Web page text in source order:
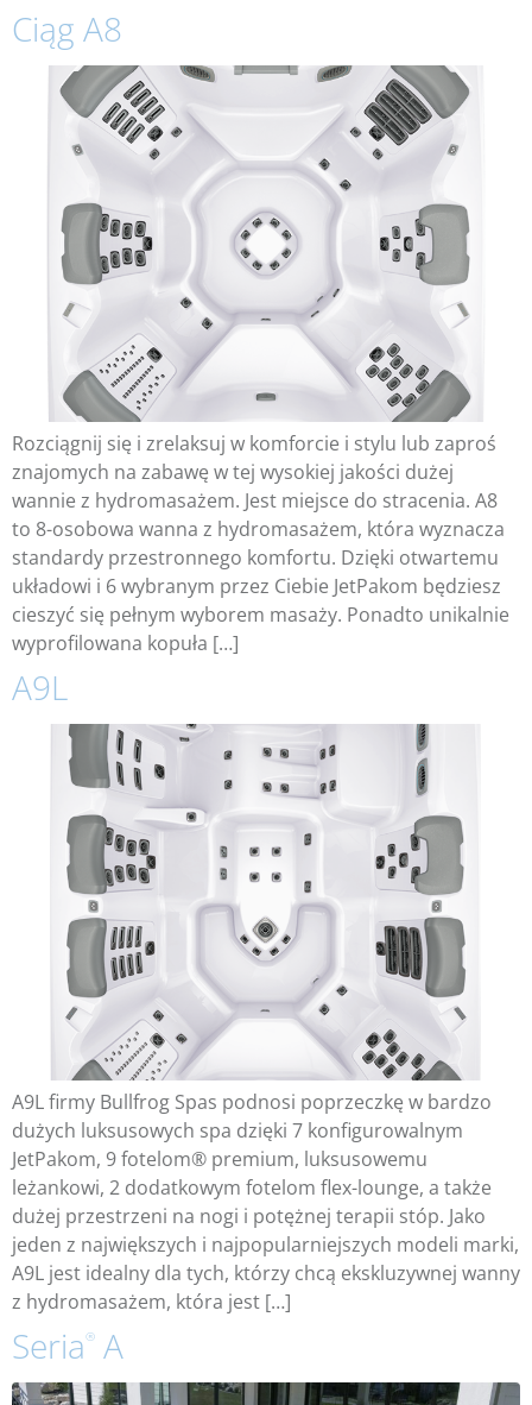
Ciąg A8
Rozciągnij się i zrelaksuj w komforcie i stylu lub zaproś
znajomych na zabawę w tej wysokiej jakości dużej
wannie z hydromasażem. Jest miejsce do stracenia. A8
to 8-osobowa wanna z hydromasażem, która wyznacza
standardy przestronnego komfortu. Dzięki otwartemu
układowi i 6 wybranym przez Ciebie JetPakom będziesz
cieszyć się pełnym wyborem masaży. Ponadto unikalnie
wyprofilowana kopuła […]
A9L
A9L firmy Bullfrog Spas podnosi poprzeczkę w bardzo
dużych luksusowych spa dzięki 7 konfigurowalnym
JetPakom, 9 fotelom® premium, luksusowemu
leżankowi, 2 dodatkowym fotelom flex-lounge, a także
dużej przestrzeni na nogi i potężnej terapii stóp. Jako
jeden z największych i najpopularniejszych modeli marki,
A9L jest idealny dla tych, którzy chcą ekskluzywnej wanny
z hydromasażem, która jest […]
Seria® A